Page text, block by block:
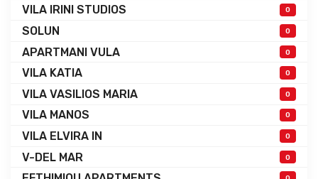
VILA IRINI STUDIOS 0
SOLUN 0
APARTMANI VULA 0
VILA KATIA 0
VILA VASILIOS MARIA 0
VILA MANOS 0
VILA ELVIRA IN 0
V-DEL MAR 0